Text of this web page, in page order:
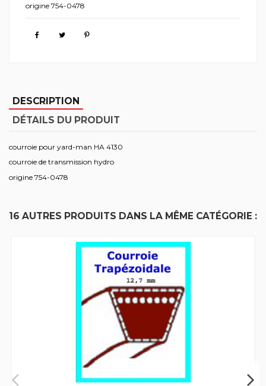
origine 754-0478
DESCRIPTION
DÉTAILS DU PRODUIT
courroie pour yard-man HA 4130
courroie de transmission hydro
origine 754-0478
16 AUTRES PRODUITS DANS LA MÊME CATÉGORIE :